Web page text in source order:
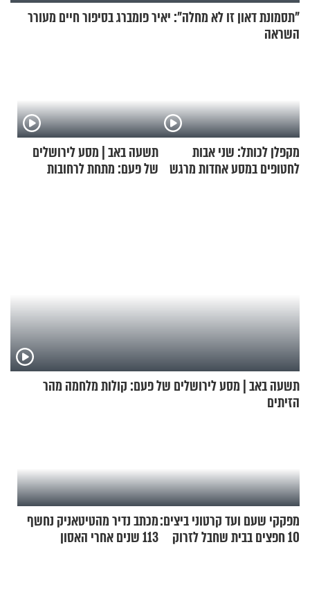
"תסמונת דאון זו לא מחלה": יאיר פומברג בסיפור חיים מעורר
השראה
מקפלן לכותל: שני אבות
לחטופים במסע אחדות מרגש
תשעה באב | מסע לירושלים
של פעם: מתחת לרחובות
תשעה באב | מסע לירושלים של פעם: קולות מלחמה מהר
הזיתים
מפקקי שעם ועד קרטוני ביצים:
10 חפצים בבית שחבל לזרוק
מכתב נדיר מהטיטאניק נחשף
113 שנים אחרי האסון